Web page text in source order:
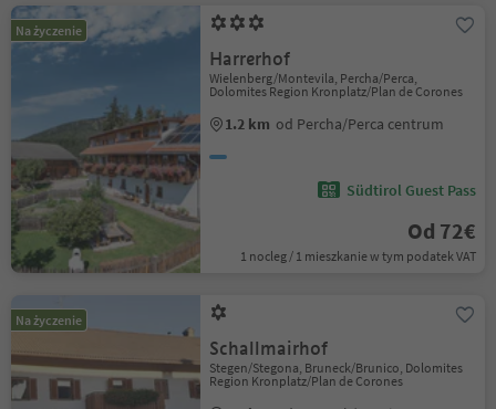
Na życzenie
Harrerhof
Wielenberg/Montevila, Percha/Perca,
Dolomites Region Kronplatz/Plan de Corones
1.2 km od Percha/Perca centrum
Südtirol Guest Pass
Od 72€
1 nocleg / 1 mieszkanie w tym podatek VAT
Na życzenie
Schallmairhof
Stegen/Stegona, Bruneck/Brunico, Dolomites
Region Kronplatz/Plan de Corones